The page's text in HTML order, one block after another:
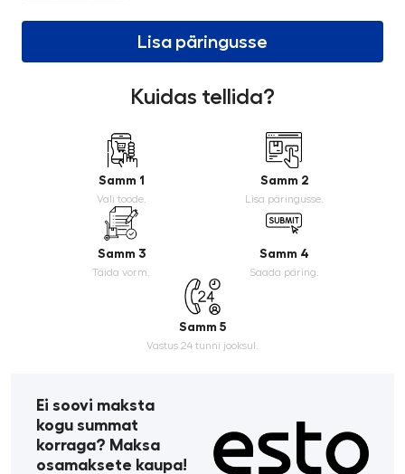
Lisa päringusse
Kuidas tellida?
Samm 1
Vali toode.
Samm 2
Lisa päringusse.
Samm 3
Täida vorm.
Samm 4
Saada päring.
Samm 5
Vastus 24 tunni jooksul.
Ei soovi maksta
kogu summat
korraga? Maksa
osamaksete kaupa!